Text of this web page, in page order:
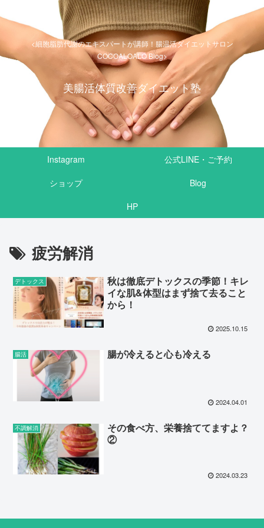
<細胞脂肪代謝のエキスパートが講師！腸温活ダイエットサロン
COCOALOALO Blog>
美腸活体質改善ダイエット塾
Instagram
公式LINE・ご予約
ショップ
Blog
HP
疲労解消
デトックス
秋は徹底デトックスの季節！キレ
イな肌&体型はまず捨て去ること
から！
2025.10.15
腸活 腸が冷えると心も冷える
2024.04.01
不調解消
その食べ方、栄養捨ててますよ？
②
2024.03.23